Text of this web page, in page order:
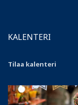
KALENTERI
Tilaa kalenteri